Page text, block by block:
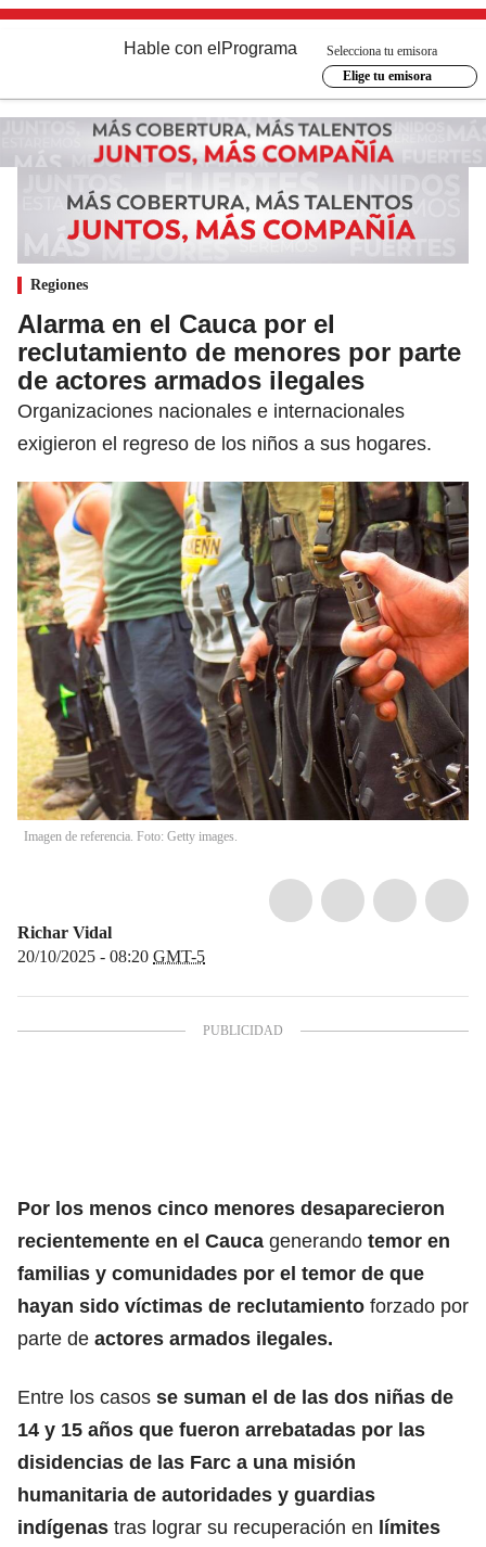
Hable con el Programa
Selecciona tu emisora
Elige tu emisora
Regiones
Alarma en el Cauca por el
reclutamiento de menores por parte
de actores armados ilegales
Organizaciones nacionales e internacionales
exigieron el regreso de los niños a sus hogares.
Imagen de referencia. Foto: Getty images.
Richar Vidal
20/10/2025 - 08:20 GMT-5
Por los menos cinco menores desaparecieron
recientemente en el Cauca generando temor en
familias y comunidades por el temor de que
hayan sido víctimas de reclutamiento forzado por
parte de actores armados ilegales.
Entre los casos se suman el de las dos niñas de
14 y 15 años que fueron arrebatadas por las
disidencias de las Farc a una misión
humanitaria de autoridades y guardias
indígenas tras lograr su recuperación en límites